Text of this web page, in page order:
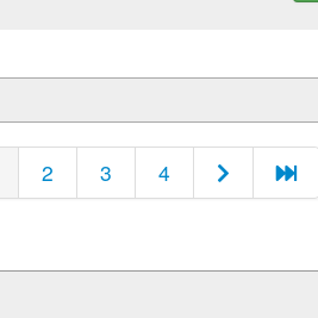
2 3 4